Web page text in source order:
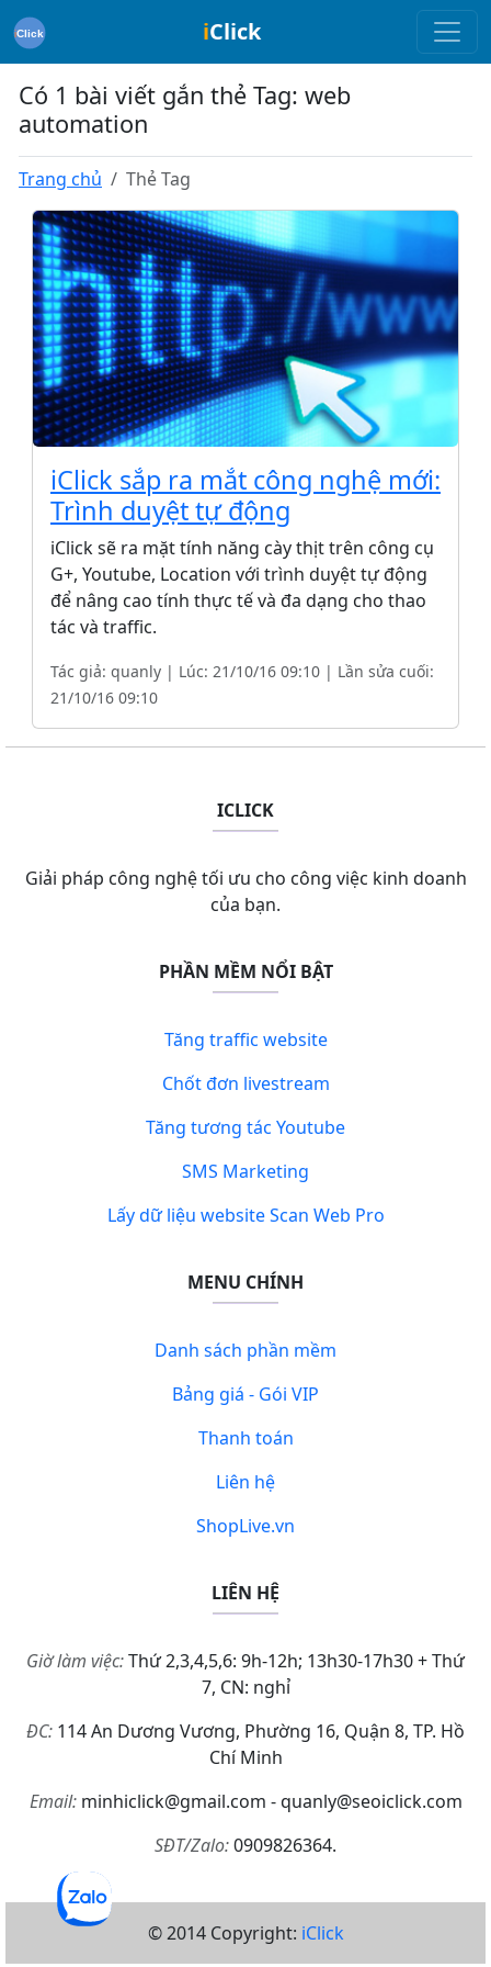
iClick
Có 1 bài viết gắn thẻ Tag: web
automation
Trang chủ Thẻ Tag
iClick sắp ra mắt công nghệ mới:
Trình duyệt tự động
iClick sẽ ra mặt tính năng cày thịt trên công cụ
G+, Youtube, Location với trình duyệt tự động
để nâng cao tính thực tế và đa dạng cho thao
tác và traffic.
Tác giả: quanly | Lúc: 21/10/16 09:10 | Lần sửa cuối:
21/10/16 09:10
ICLICK
Giải pháp công nghệ tối ưu cho công việc kinh doanh
của bạn.
PHẦN MỀM NỔI BẬT
Tăng traffic website
Chốt đơn livestream
Tăng tương tác Youtube
SMS Marketing
Lấy dữ liệu website Scan Web Pro
MENU CHÍNH
Danh sách phần mềm
Bảng giá - Gói VIP
Thanh toán
Liên hệ
ShopLive.vn
LIÊN HỆ
Giờ làm việc:Thứ 2,3,4,5,6: 9h-12h; 13h30-17h30 + Thứ
7, CN: nghỉ
ĐC: 114 An Dương Vương, Phường 16, Quận 8, TP. Hồ
Chí Minh
Email:minhiclick@gmail.com - quanly@seoiclick.com
SĐT/Zalo:0909826364.
© 2014 Copyright: iClick